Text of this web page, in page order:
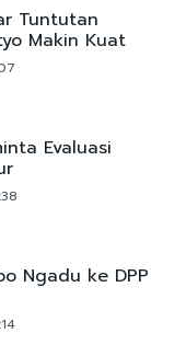
Tuntutan
Makin Kuat
Evaluasi
Ngadu ke DPP